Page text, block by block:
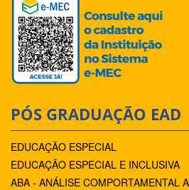
PÓS GRADUAÇÃO EAD
EDUCAÇÃO ESPECIAL
EDUCAÇÃO ESPECIAL E INCLUSIVA
ABA - ANÁLISE COMPORTAMENTAL